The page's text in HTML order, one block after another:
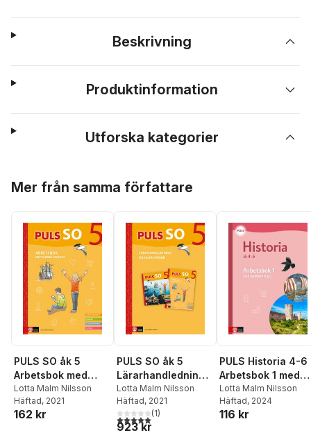
Beskrivning
Produktinformation
Utforska kategorier
Mer från samma författare
PULS SO åk 5
Arbetsbok med
elevwebb
Lotta Malm Nilsson
Häftad, 2021
162 kr
PULS SO åk 5
Lärarhandledning
med lärarwebb
Lotta Malm Nilsson
Häftad, 2021
5,0utav 5 stjärnor. Totalt antal röster:
(1)
923 kr
PULS Historia 4-6
Arbetsbok 1 med
elevwebb, fjärde
uppl
Lotta Malm Nilsson
Häftad, 2024
116 kr